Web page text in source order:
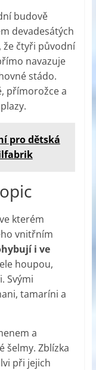
budově
devadesátých
že čtyři původní
navazuje
stádo.
přímorožce a
pro dětská
kterém
vnitřním
i ve
houpou,
Svými
tamaríni a
a
šelmy. Zblízka
při jejich